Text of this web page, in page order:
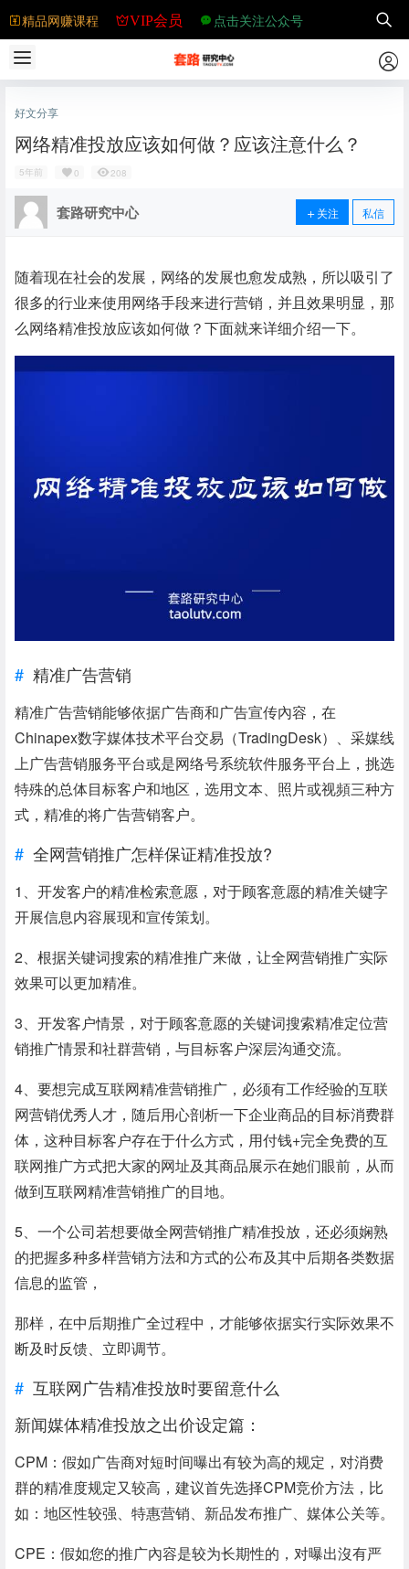
精品网赚课程 VIP会员 点击关注公众号
好文分享
网络精准投放应该如何做？应该注意什么？
5年前 0 208
套路研究中心 关注 私信
随着现在社会的发展，网络的发展也愈发成熟，所以吸引了
很多的行业来使用网络手段来进行营销，并且效果明显，那
么网络精准投放应该如何做？下面就来详细介绍一下。
精准广告营销
精准广告营销能够依据广告商和广告宣传內容，在
Chinapex数字媒体技术平台交易（TradingDesk）、采媒线
上广告营销服务平台或是网络号系统软件服务平台上，挑选
特殊的总体目标客户和地区，选用文本、照片或视頻三种方
式，精准的将广告营销客户。
全网营销推广怎样保证精准投放?
1、开发客户的精准检索意愿，对于顾客意愿的精准关键字
开展信息内容展现和宣传策划。
2、根据关键词搜索的精准推广来做，让全网营销推广实际
效果可以更加精准。
3、开发客户情景，对于顾客意愿的关键词搜索精准定位营
销推广情景和社群营销，与目标客户深层沟通交流。
4、要想完成互联网精准营销推广，必须有工作经验的互联
网营销优秀人才，随后用心剖析一下企业商品的目标消费群
体，这种目标客户存在于什么方式，用付钱+完全免费的互
联网推广方式把大家的网址及其商品展示在她们眼前，从而
做到互联网精准营销推广的目地。
5、一个公司若想要做全网营销推广精准投放，还必须娴熟
的把握多种多样营销方法和方式的公布及其中后期各类数据
信息的监管，
那样，在中后期推广全过程中，才能够依据实行实际效果不
断及时反馈、立即调节。
互联网广告精准投放时要留意什么
新闻媒体精准投放之出价设定篇：
CPM：假如广告商对短时间曝出有较为高的规定，对消费
群的精准度规定又较高，建议首先选择CPM竞价方法，比
如：地区性较强、特惠营销、新品发布推广、媒体公关等。
CPE：假如您的推广內容是较为长期性的，对曝出沒有严